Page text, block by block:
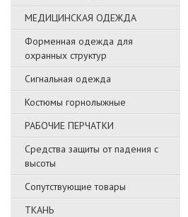
МЕДИЦИНСКАЯ ОДЕЖДА
Форменная одежда для
охранных структур
Сигнальная одежда
Костюмы горнолыжные
РАБОЧИЕ ПЕРЧАТКИ
Средства защиты от падения с
высоты
Сопутствующие товары
ТКАНЬ